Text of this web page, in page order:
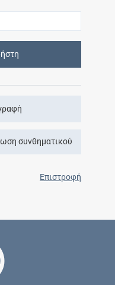
συνθηματικού
Επιστροφή